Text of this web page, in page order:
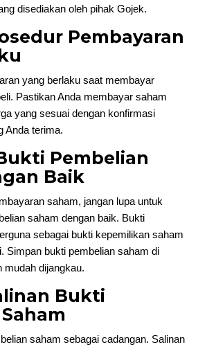
disediakan oleh pihak Gojek.
Pembayaran
yang berlaku saat membayar
Pastikan Anda membayar saham
yang sesuai dengan konfirmasi
Anda terima.
Pembelian
Baik
saham, jangan lupa untuk
saham dengan baik. Bukti
sebagai bukti kepemilikan saham
Simpan bukti pembelian saham di
mudah dijangkau.
Bukti
saham sebagai cadangan. Salinan